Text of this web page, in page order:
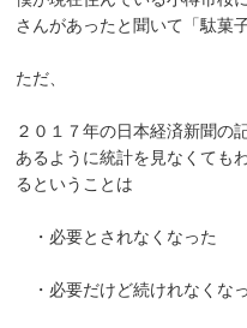
さんがあったと聞いて「駄菓
ただ、
２０１７年の日本経済新聞の
あるように統計を見なくても
るということは
・必要とされなくなった
・必要だけど続けれなくな